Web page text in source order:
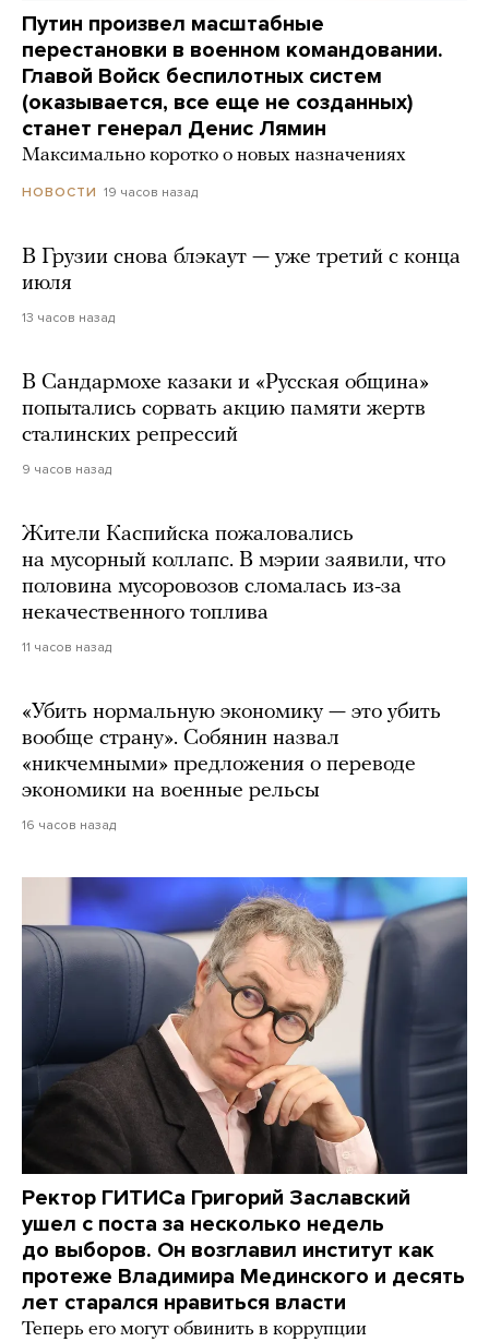
Путин произвел масштабные
перестановки в военном командовании.
Главой Войск беспилотных систем
(оказывается, все еще не созданных)
станет генерал Денис Лямин
Максимально коротко о новых назначениях
НОВОСТИ 19 часов назад
В Грузии снова блэкаут — уже третий с конца
июля
13 часов назад
В Сандармохе казаки и «Русская община»
попытались сорвать акцию памяти жертв
сталинских репрессий
9 часов назад
Жители Каспийска пожаловались
на мусорный коллапс. В мэрии заявили, что
половина мусоровозов сломалась из-за
некачественного топлива
11 часов назад
«Убить нормальную экономику — это убить
вообще страну». Собянин назвал
«никчемными» предложения о переводе
экономики на военные рельсы
16 часов назад
Ректор ГИТИСа Григорий Заславский
ушел с поста за несколько недель
до выборов. Он возглавил институт как
протеже Владимира Мединского и десять
лет старался нравиться власти
Теперь его могут обвинить в коррупции